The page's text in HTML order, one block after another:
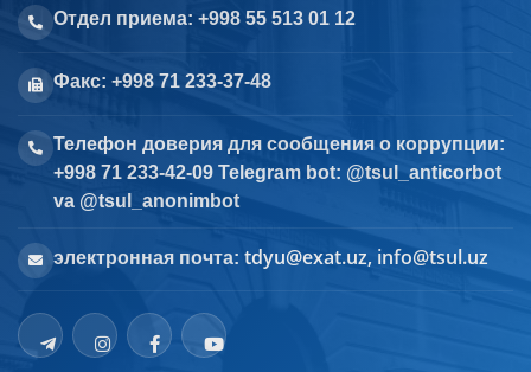
Отдел приема: +998 55 513 01 12
Факс: +998 71 233-37-48
Телефон доверия для сообщения о коррупции:
+998 71 233-42-09 Telegram bot: @tsul_anticorbot
va @tsul_anonimbot
электронная почта: tdyu@exat.uz, info@tsul.uz